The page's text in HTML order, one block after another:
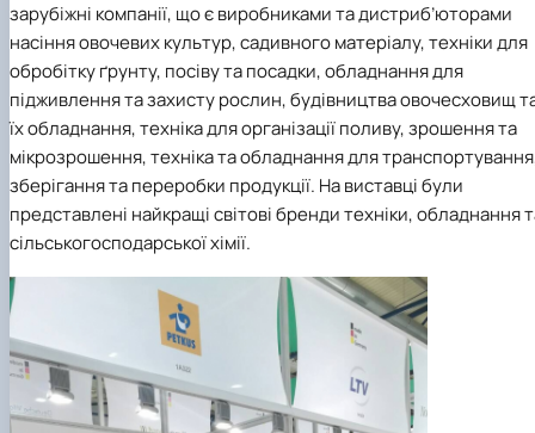
зарубіжні компанії, що є виробниками та дистриб’юторами
насіння овочевих культур, садивного матеріалу, техніки для
обробітку ґрунту, посіву та посадки, обладнання для
підживлення та захисту рослин, будівництва овочесховищ
їх обладнання, техніка для організації поливу, зрошення та
мікрозрошення, техніка та обладнання для
зберігання та переробки продукції. На виставці були
представлені найкращі світові бренди техніки, обладнання
сільськогосподарської хімії.